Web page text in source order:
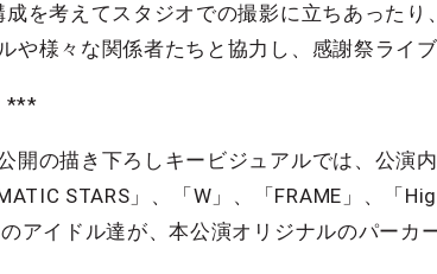
成を考えてスタジオでの撮影に立ちあったり、
や様々な関係者たちと協力し、感謝祭ライ
***
開の描き下ろしキービジュアルでは、公演
STARS」、「W」、「FRAME」、「
アイドル達が、本公演オリジナルのパーカ